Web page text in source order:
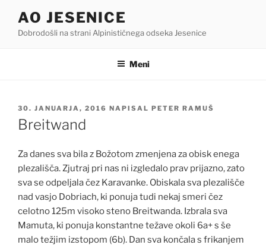
vsebino
AO JESENICE
Dobrodošli na strani Alpinističnega odseka Jesenice
Meni
OBJAVLJENO
DNE
30. JANUARJA, 2016 NAPISAL PETER RAMUŠ
Breitwand
Za danes sva bila z Božotom zmenjena za obisk enega
plezališča. Zjutraj pri nas ni izgledalo prav prijazno, zato
sva se odpeljala čez Karavanke. Obiskala sva plezališče
nad vasjo Dobriach, ki ponuja tudi nekaj smeri čez
celotno 125m visoko steno Breitwanda. Izbrala sva
Mamuta, ki ponuja konstantne težave okoli 6a+ s še
malo težjim izstopom (6b). Dan sva končala s frikanjem